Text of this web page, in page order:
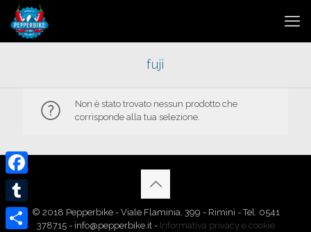
fuji
Non è stato trovato nessun prodotto che
corrisponde alla tua selezione.
© 2018 Pepperbike - Viale Flaminia, 399 - Rimini - Tel. 0541
378715 - info@pepperbike.it - Informativa privacy e cookie
Facebook
Tumblr